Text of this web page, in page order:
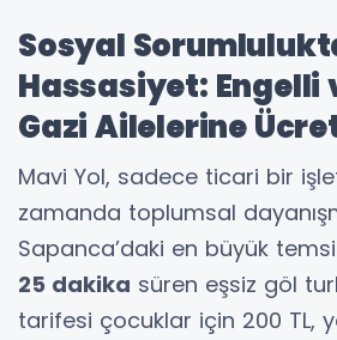
Sosyal
Hassasiyet: Engelli
Gazi Ailelerine
Mavi Yol, sadece ticari bir
zamanda toplumsal
Sapanca’daki en büyük
25 dakika süren eşsiz göl
tarifesi çocuklar için 200 TL,